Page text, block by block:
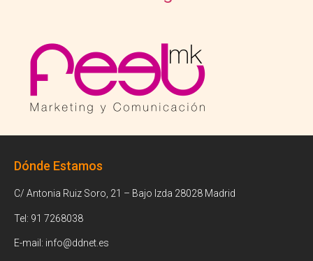
Dónde Estamos
C/ Antonia Ruiz Soro, 21 – Bajo Izda 28028 Madrid
Tel: 91 7268038
E-mail: info@ddnet.es